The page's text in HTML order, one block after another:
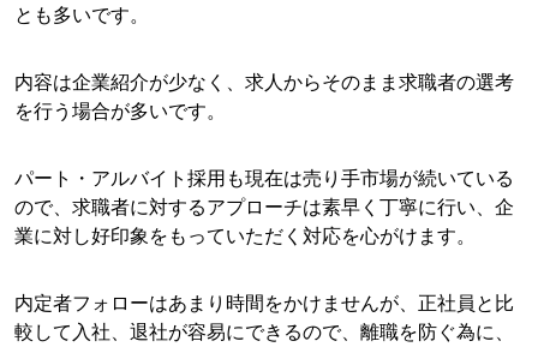
とも多いです。
内容は企業紹介が少なく、求人からそのまま求職者の選考
を行う場合が多いです。
パート・アルバイト採用も現在は売り手市場が続いている
ので、求職者に対するアプローチは素早く丁寧に行い、企
業に対し好印象をもっていただく対応を心がけます。
内定者フォローはあまり時間をかけませんが、正社員と比
較して入社、退社が容易にできるので、離職を防ぐ為に、